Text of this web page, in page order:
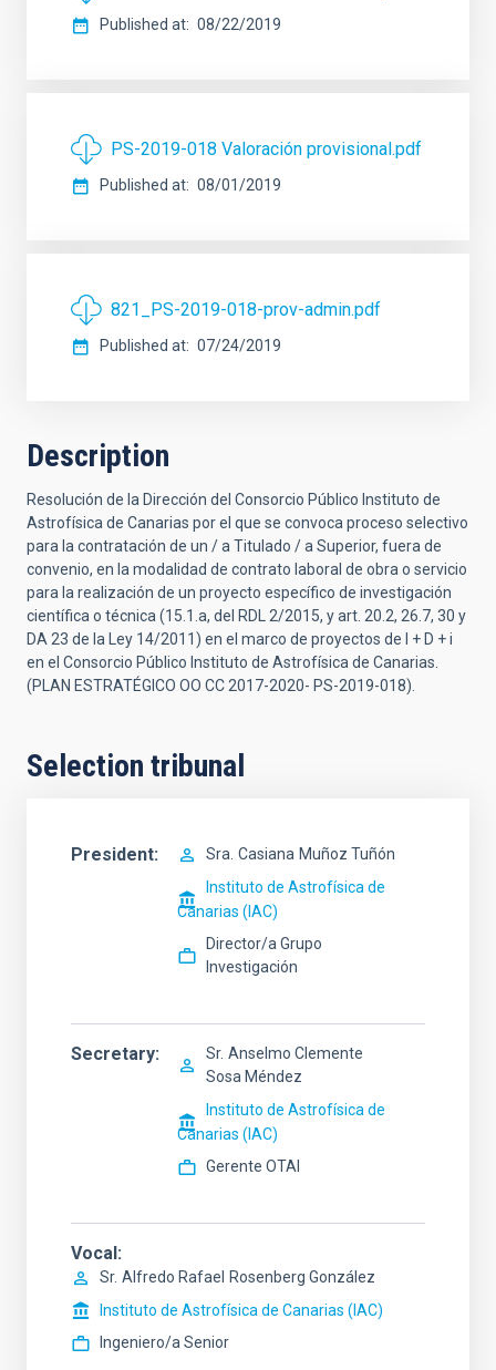
Published at 08/22/2019
PS-2019-018 Valoración provisional.pdf
Published at 08/01/2019
821_PS-2019-018-prov-admin.pdf
Published at 07/24/2019
Description
Resolución de la Dirección del Consorcio Público Instituto de
Astrofísica de Canarias por el que se convoca proceso selectivo
para la contratación de un / a Titulado / a Superior, fuera de
convenio, en la modalidad de contrato laboral de obra o servicio
para la realización de un proyecto específico de investigación
científica o técnica (15.1.a, del RDL 2/2015, y art. 20.2, 26.7, 30 y
DA 23 de la Ley 14/2011) en el marco de proyectos de I + D + i
en el Consorcio Público Instituto de Astrofísica de Canarias.
(PLAN ESTRATÉGICO OO CC 2017-2020- PS-2019-018).
Selection tribunal
President Sra. Casiana Muñoz Tuñón
Instituto de Astrofísica de
Canarias (IAC)
Director/a Grupo
Investigación
Secretary Sr. Anselmo Clemente
Sosa Méndez
Instituto de Astrofísica de
Canarias (IAC)
Gerente OTAI
Vocal
Sr. Alfredo Rafael
Rosenberg González
Instituto de Astrofísica de Canarias (IAC)
Ingeniero/a Senior